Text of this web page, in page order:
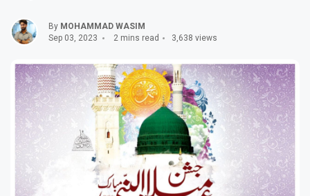
By MOHAMMAD WASIM
Sep 03, 2023
2 mins read 3,638 views